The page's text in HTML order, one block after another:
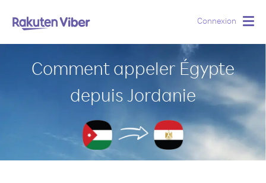
Connexion
Comment appeler Égypte
depuis Jordanie